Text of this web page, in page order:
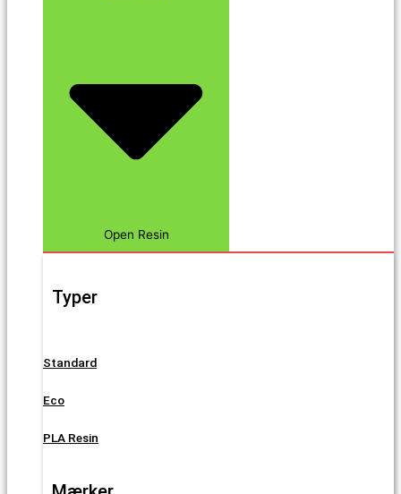
Open Resin
Typer
Standard
Eco
PLA Resin